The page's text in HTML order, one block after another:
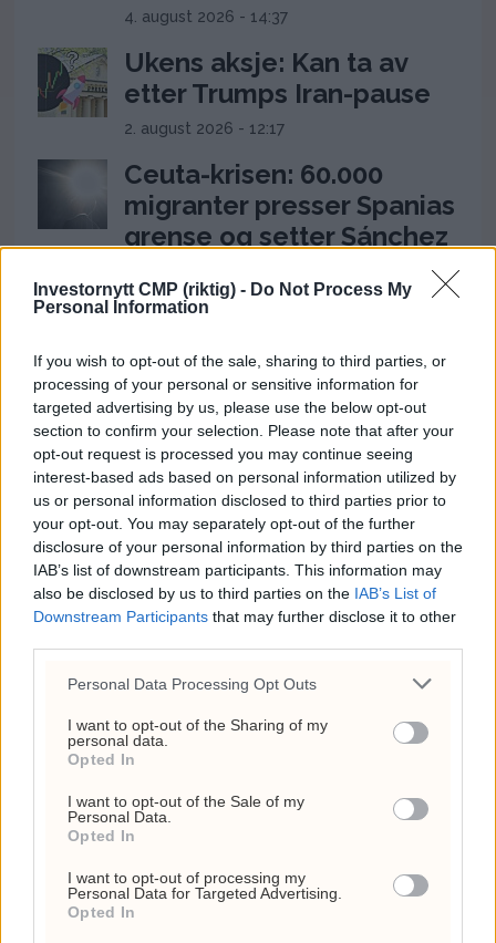
Investornytt CMP (riktig) - Do Not Process My
Personal Information
If you wish to opt-out of the sale, sharing to third parties, or
processing of your personal or sensitive information for
targeted advertising by us, please use the below opt-out
section to confirm your selection. Please note that after your
opt-out request is processed you may continue seeing
interest-based ads based on personal information utilized by
us or personal information disclosed to third parties prior to
your opt-out. You may separately opt-out of the further
disclosure of your personal information by third parties on the
IAB’s list of downstream participants. This information may
also be disclosed by us to third parties on the IAB’s List of
Downstream Participants that may further disclose it to other
Personal Data Processing Opt Outs
I want to opt-out of the Sharing of my
personal data.
Opted In
I want to opt-out of the Sale of my
Personal Data.
Opted In
I want to opt-out of processing my
Personal Data for Targeted Advertising.
Opted In
4. august 2026 - 14:37
Ukens aksje: Kan ta av
etter Trumps Iran-pause
2. august 2026 - 12:17
Ceuta-krisen: 60.000
migranter presser Spanias
grense og setter Sánchez
31. juli 2026 - 18:08
Frp-topp fikk kvart million
fra First House for
«Trump-VM»-podkast –
Rødts Mímir Kristjánsson
raser
22. juli 2026 - 09:00
ANNONSE
USA: Hormuz-avtale kan
ventes snart